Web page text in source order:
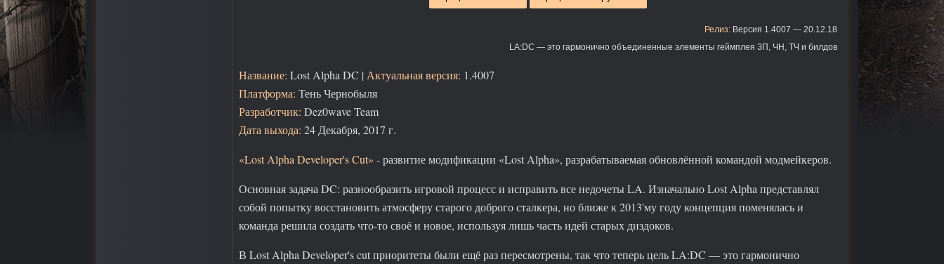
Релиз: Версия 1.4007 — 20.12.18
LA:DC — это гармонично объединенные элементы геймплея ЗП, ЧН, ТЧ и билдов
Название: Lost Alpha DC | Актуальная версия: 1.4007
Платформа: Тень Чернобыля
Разработчик: Dez0wave Team
Дата выхода: 24 Декабря, 2017 г.
«Lost Alpha Developer's Cut» - развитие модификации «Lost Alpha», разрабатываемая обновлённой командой модмейкеров.
Основная задача DC: разнообразить игровой процесс и исправить все недочеты LA. Изначально Lost Alpha представлял
собой попытку восстановить атмосферу старого доброго сталкера, но ближе к 2013'му году концепция поменялась и
команда решила создать что-то своё и новое, используя лишь часть идей старых диздоков.
В Lost Alpha Developer's cut приоритеты были ещё раз пересмотрены, так что теперь цель LA:DC — это гармонично